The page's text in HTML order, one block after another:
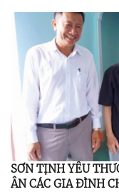
SƠN TỊNH YÊU
ÂN CÁC GIA ĐÌNH